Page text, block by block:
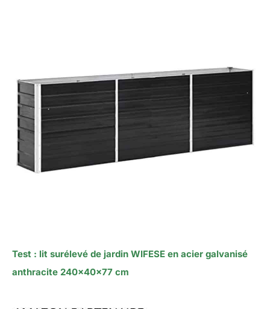
Test : lit surélevé de jardin WIFESE en acier galvanisé
anthracite 240x40x77 cm